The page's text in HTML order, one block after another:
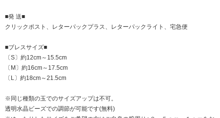
■発 送■
クリックポスト、レターパックプラス、レターパックライト、宅急便
■ブレスサイズ■
〔S〕約12cm～15.5cm
〔M〕約16cm～17.5cm
〔L〕約18cm～21.5cm
※同じ種類の玉でのサイズアップは不可。
透明水晶ビーズでの調節が可能です(無料)